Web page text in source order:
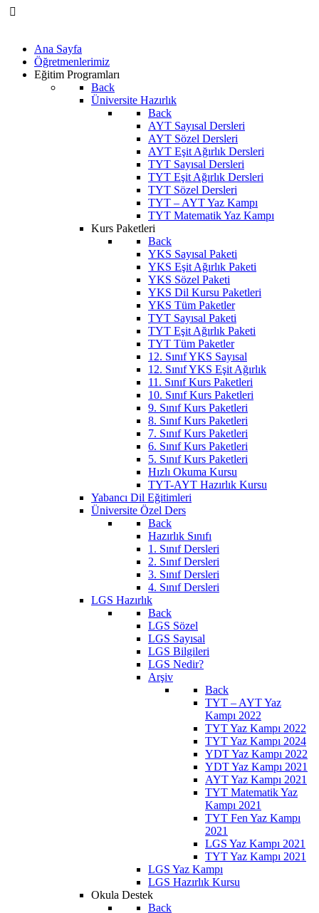
Ana Sayfa
Öğretmenlerimiz
Eğitim Programları
Back
Üniversite Hazırlık
Back
AYT Sayısal Dersleri
AYT Sözel Dersleri
AYT Eşit Ağırlık Dersleri
TYT Sayısal Dersleri
TYT Eşit Ağırlık Dersleri
TYT Sözel Dersleri
TYT – AYT Yaz Kampı
TYT Matematik Yaz Kampı
Kurs Paketleri
Back
YKS Sayısal Paketi
YKS Eşit Ağırlık Paketi
YKS Sözel Paketi
YKS Dil Kursu Paketleri
YKS Tüm Paketler
TYT Sayısal Paketi
TYT Eşit Ağırlık Paketi
TYT Tüm Paketler
12. Sınıf YKS Sayısal
12. Sınıf YKS Eşit Ağırlık
11. Sınıf Kurs Paketleri
10. Sınıf Kurs Paketleri
9. Sınıf Kurs Paketleri
8. Sınıf Kurs Paketleri
7. Sınıf Kurs Paketleri
6. Sınıf Kurs Paketleri
5. Sınıf Kurs Paketleri
Hızlı Okuma Kursu
TYT-AYT Hazırlık Kursu
Yabancı Dil Eğitimleri
Üniversite Özel Ders
Back
Hazırlık Sınıfı
1. Sınıf Dersleri
2. Sınıf Dersleri
3. Sınıf Dersleri
4. Sınıf Dersleri
LGS Hazırlık
Back
LGS Sözel
LGS Sayısal
LGS Bilgileri
LGS Nedir?
Arşiv
Back
TYT – AYT Yaz
Kampı 2022
TYT Yaz Kampı 2022
TYT Yaz Kampı 2024
YDT Yaz Kampı 2022
YDT Yaz Kampı 2021
AYT Yaz Kampı 2021
TYT Matematik Yaz
Kampı 2021
TYT Fen Yaz Kampı
2021
LGS Yaz Kampı 2021
TYT Yaz Kampı 2021
LGS Yaz Kampı
LGS Hazırlık Kursu
Okula Destek
Back